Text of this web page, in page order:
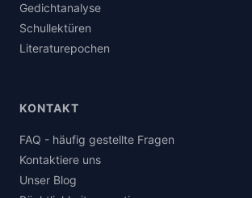
Gedichtanalyse
Schullektüren
Literaturepochen
KONTAKT
FAQ - häufig gestellte Fragen
Kontaktiere uns
Unser Blog